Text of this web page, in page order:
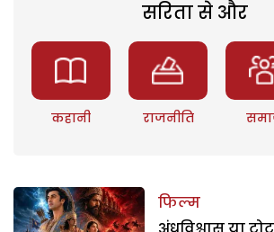
सरिता से और
कहानी राजनीति
फिल्म